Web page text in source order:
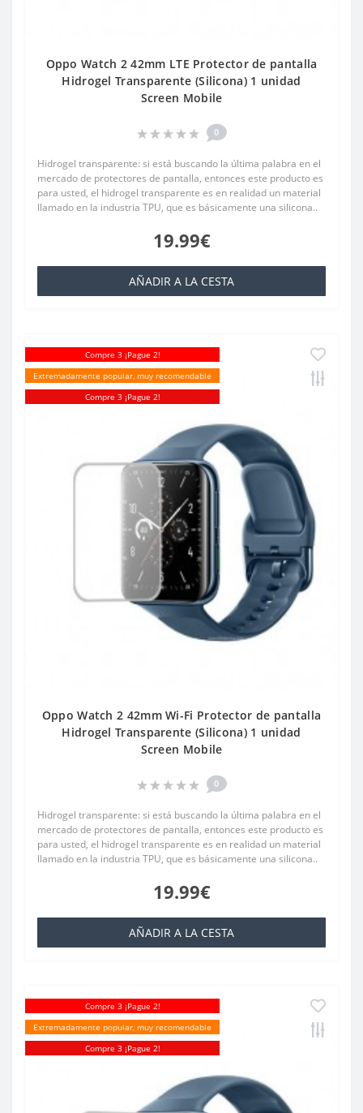
Oppo Watch 2 42mm LTE Protector de pantalla
Hidrogel Transparente (Silicona) 1 unidad
Screen Mobile
0
Hidrogel transparente: si está buscando la última palabra en el
mercado de protectores de pantalla, entonces este producto es
para usted, el hidrogel transparente es en realidad un material
llamado en la industria TPU, que es básicamente una silicona..
19.99€
AÑADIR A LA CESTA
Compre 3 ¡Pague 2!
Extremadamente popular, muy recomendable
Compre 3 ¡Pague 2!
Oppo Watch 2 42mm Wi-Fi Protector de pantalla
Hidrogel Transparente (Silicona) 1 unidad
Screen Mobile
0
Hidrogel transparente: si está buscando la última palabra en el
mercado de protectores de pantalla, entonces este producto es
para usted, el hidrogel transparente es en realidad un material
llamado en la industria TPU, que es básicamente una silicona..
19.99€
AÑADIR A LA CESTA
Compre 3 ¡Pague 2!
Extremadamente popular, muy recomendable
Compre 3 ¡Pague 2!